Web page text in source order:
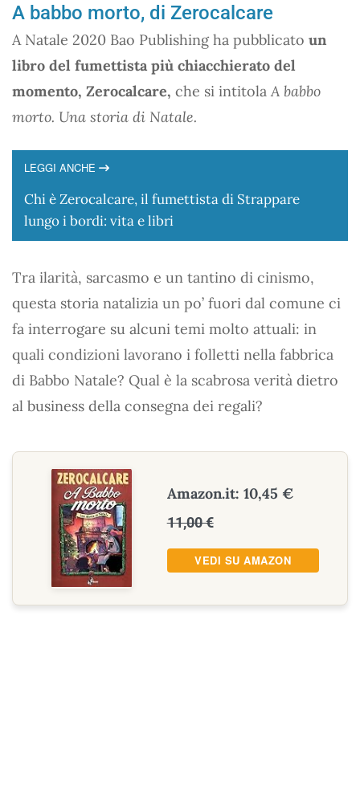
A babbo morto, di Zerocalcare
A Natale 2020 Bao Publishing ha pubblicato un
libro del fumettista più chiacchierato del
momento, Zerocalcare, che si intitola A babbo
morto. Una storia di Natale.
LEGGI ANCHE
Chi è Zerocalcare, il fumettista di Strappare
lungo i bordi: vita e libri
Tra ilarità, sarcasmo e un tantino di cinismo,
questa storia natalizia un po’ fuori dal comune ci
fa interrogare su alcuni temi molto attuali: in
quali condizioni lavorano i folletti nella fabbrica
di Babbo Natale? Qual è la scabrosa verità dietro
al business della consegna dei regali?
Amazon.it: 10,45 €
11,00 €
VEDI SU AMAZON